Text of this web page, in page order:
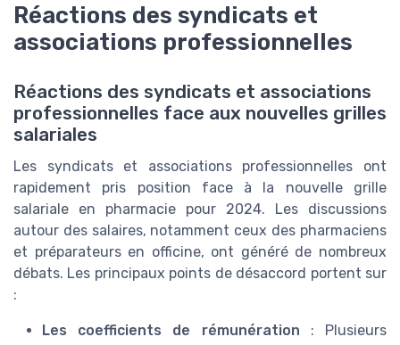
Réactions des syndicats et
associations professionnelles
Réactions des syndicats et associations
professionnelles face aux nouvelles grilles
salariales
Les syndicats et associations professionnelles ont
rapidement pris position face à la nouvelle grille
salariale en pharmacie pour 2024. Les discussions
autour des salaires, notamment ceux des pharmaciens
et préparateurs en officine, ont généré de nombreux
débats. Les principaux points de désaccord portent sur
:
Les coefficients de rémunération : Plusieurs